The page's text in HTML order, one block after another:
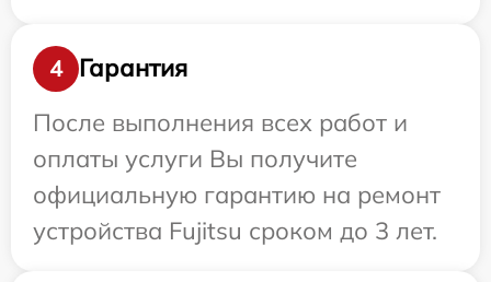
4
Гарантия
После выполнения всех работ и
оплаты услуги Вы получите
официальную гарантию на ремонт
устройства Fujitsu сроком до 3 лет.